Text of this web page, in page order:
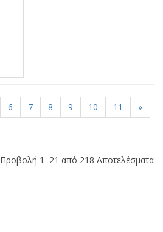
6 7 8 9 10 11
»
Προβολή 1–21 από 218 Αποτελέσματα